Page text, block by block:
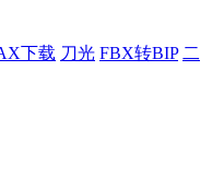
下载 刀光 FBX转BIP 二